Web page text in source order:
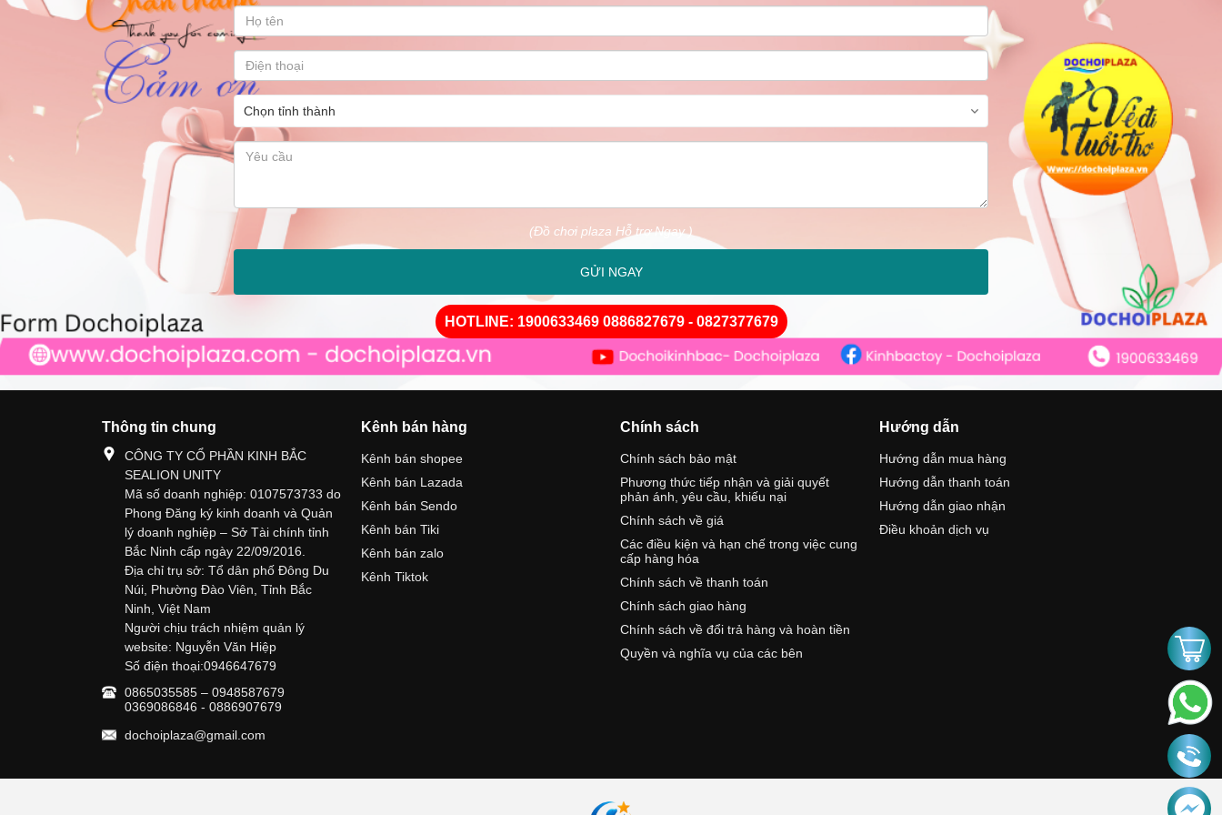
(Đồ chơi plaza Hỗ trợ Ngay )
GỬI NGAY
HOTLINE: 1900633469 0886827679 - 0827377679
Thông tin chung
CÔNG TY CỔ PHẦN KINH BẮC
SEALION UNITY
Mã số doanh nghiệp: 0107573733 do
Phong Đăng ký kinh doanh và Quản
lý doanh nghiệp – Sở Tài chính tỉnh
Bắc Ninh cấp ngày 22/09/2016.
Địa chỉ trụ sở: Tổ dân phố Đông Du
Núi, Phường Đào Viên, Tỉnh Bắc
Ninh, Việt Nam
Người chịu trách nhiệm quản lý
website: Nguyễn Văn Hiệp
Số điện thoại:0946647679
0865035585 – 0948587679
0369086846 - 0886907679
dochoiplaza@gmail.com
Kênh bán hàng
Kênh bán shopee
Kênh bán Lazada
Kênh bán Sendo
Kênh bán Tiki
Kênh bán zalo
Kênh Tiktok
Chính sách
Chính sách bảo mật
Phương thức tiếp nhận và giải quyết
phản ánh, yêu cầu, khiếu nại
Chính sách về giá
Các điều kiện và hạn chế trong việc cung
cấp hàng hóa
Chính sách về thanh toán
Chính sách giao hàng
Chính sách về đổi trả hàng và hoàn tiền
Quyền và nghĩa vụ của các bên
Hướng dẫn
Hướng dẫn mua hàng
Hướng dẫn thanh toán
Hướng dẫn giao nhận
Điều khoản dịch vụ